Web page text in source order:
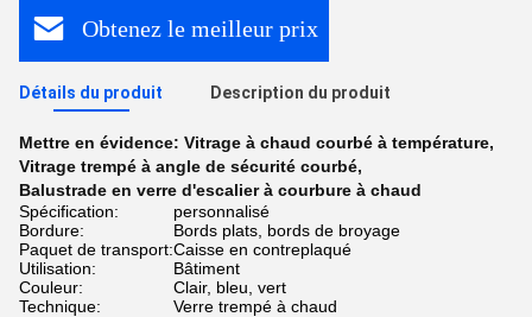
Obtenez le meilleur prix
Détails du produit Description du produit
Mettre en évidence: Vitrage à chaud courbé à température,
Vitrage trempé à angle de sécurité courbé,
Balustrade en verre d'escalier à courbure à chaud
Spécification:
personnalisé
Bordure:
Bords plats, bords de broyage
Paquet de transport:Caisse en contreplaqué
Utilisation:
Bâtiment
Couleur:
Clair, bleu, vert
Technique:
Verre trempé à chaud